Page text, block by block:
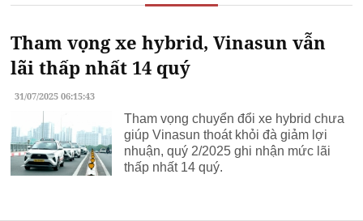
Tham vọng xe hybrid, Vinasun vẫn
lãi thấp nhất 14 quý
31/07/2025 06:15:43
Tham vọng chuyển đổi xe hybrid chưa
giúp Vinasun thoát khỏi đà giảm lợi
nhuận, quý 2/2025 ghi nhận mức lãi
thấp nhất 14 quý.